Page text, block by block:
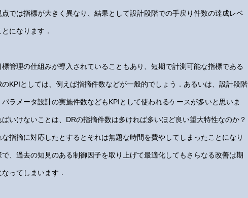
では指標が大きく異なり、結果として設計段階での手戻り件数の達成レベ
になります．
管理の仕組みが導入されていることもあり、短期で計測可能な指標である
KPIとしては、例えば指摘件数などが一般的でしょう．あるいは、設計段階
ラメータ設計の実施件数などもKPIとして使われるケースが多いと思いま
いけないことは、DRの指摘件数は多ければ多いほど良い望大特性なのか？
指摘に対応したとするとそれは無題な時間を費やしてしまったことになり
、過去の知見のある制御因子を取り上げて最適化してもさらなる改善は期
ってしまいます．